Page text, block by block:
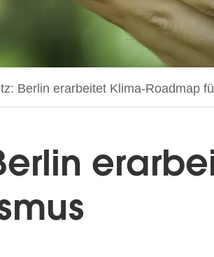
Berlin erarbeitet Klima-Roadmap